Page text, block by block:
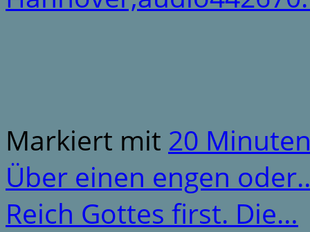
Markiert mit 20
Über einen engen
Reich Gottes first. Die…